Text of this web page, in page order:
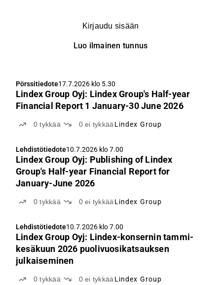
Kirjaudu sisään
Luo ilmainen tunnus
Pörssitiedote17.7.2026 klo 5.30
Lindex Group Oyj: Lindex Group's Half-year
Financial Report 1 January-30 June 2026
0tykkää 0ei tykkää Lindex Group
Lehdistötiedote10.7.2026 klo 7.00
Lindex Group Oyj: Publishing of Lindex
Group's Half-year Financial Report for
January-June 2026
0tykkää 0ei tykkää Lindex Group
Lehdistötiedote10.7.2026 klo 7.00
Lindex Group Oyj: Lindex-konsernin tammi-
kesäkuun 2026 puolivuosikatsauksen
julkaiseminen
0tykkää 0ei tykkää Lindex Group